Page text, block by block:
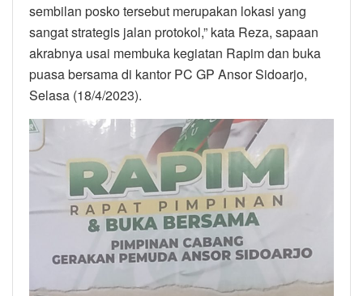
sembilan posko tersebut merupakan lokasi yang
sangat strategis jalan protokol,” kata Reza, sapaan
akrabnya usai membuka kegiatan Rapim dan buka
puasa bersama di kantor PC GP Ansor Sidoarjo,
Selasa (18/4/2023).